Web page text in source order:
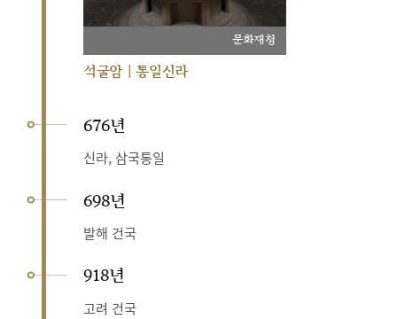
문화재청
석굴암 | 통일신라
676년
신라, 삼국통일
698년
발해 건국
918년
고려 건국